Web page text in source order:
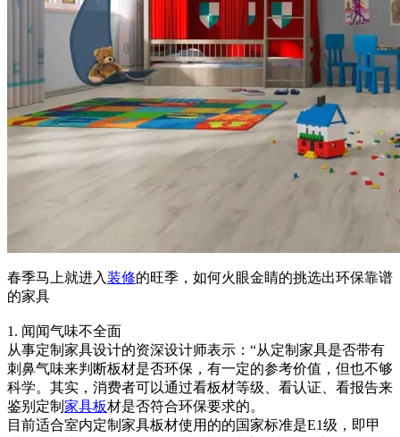
春季马上就进入装修的旺季，如何火眼金睛的挑选出环保靠谱
的家具
1. 闻闻气味不全面
从事定制家具设计的资深设计师表示：“从定制家具是否带有
刺鼻气味来判断板材是否环保，有一定的参考价值，但也不够
科学。其实，消费者可以通过看板材等级、看认证、看报告来
鉴别定制 家具板材是否符合环保要求的。
目前适合室内定制家具板材使用的的国家标准是E1级，即甲